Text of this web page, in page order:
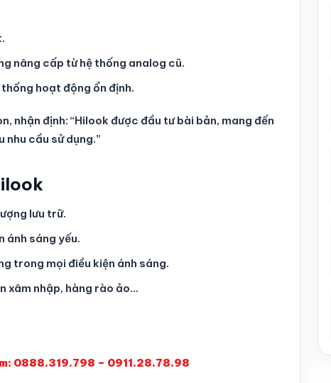
nâng cấp từ hệ thống analog cũ.
hoạt động ổn định.
nhận định: “Hilook được đầu tư bài bản, mang đến
cầu sử dụng.”
lưu trữ.
ánh sáng yếu.
trong mọi điều kiện ánh sáng.
xâm nhập, hàng rào ảo…
0888.319.798 – 0911.28.78.98